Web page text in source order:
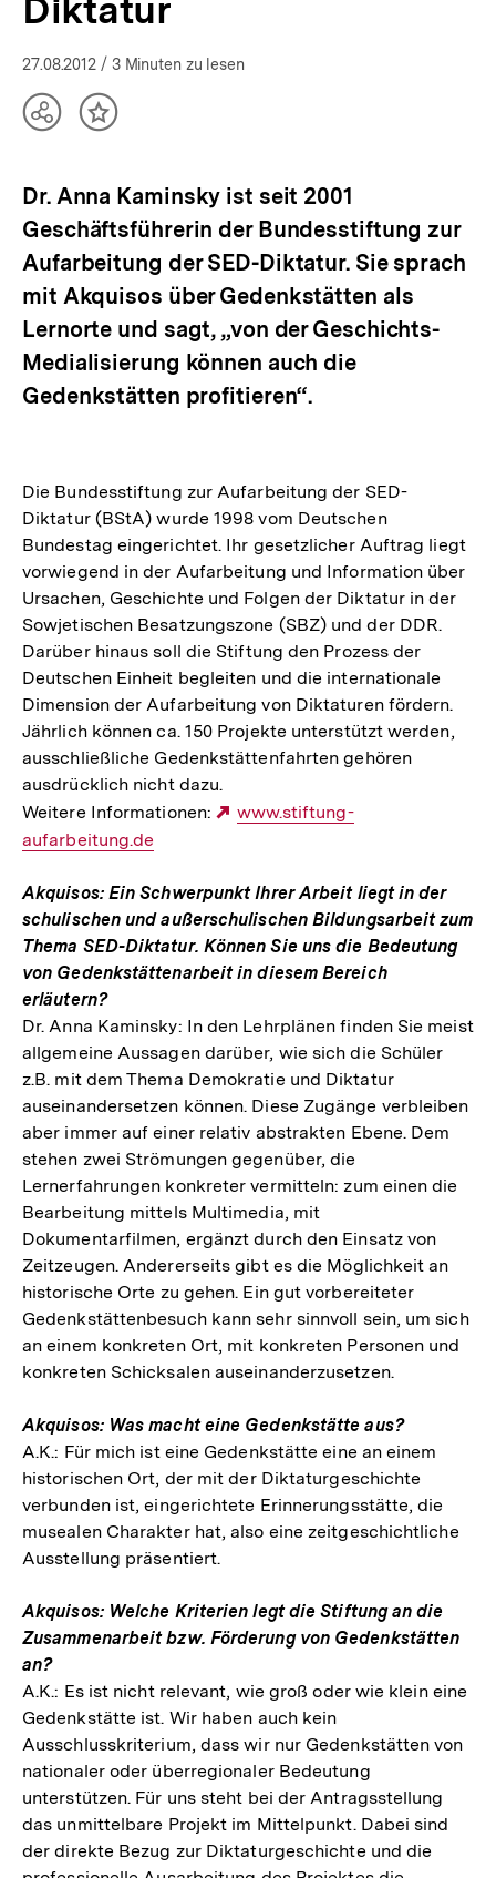
bpb.de
Diktatur
27.08.2012 / 3 Minuten zu lesen
TeilenInhalt
Dr. Anna Kaminsky ist seit 2001
Geschäftsführerin der Bundesstiftung zur
Aufarbeitung der SED-Diktatur. Sie sprach
mit Akquisos über Gedenkstätten als
Lernorte und sagt, „von der Geschichts-
Medialisierung können auch die
Gedenkstätten profitieren“.
Die Bundesstiftung zur Aufarbeitung der SED-
Diktatur (BStA) wurde 1998 vom Deutschen
Bundestag eingerichtet. Ihr gesetzlicher Auftrag liegt
vorwiegend in der Aufarbeitung und Information über
Ursachen, Geschichte und Folgen der Diktatur in der
Sowjetischen Besatzungszone (SBZ) und der DDR.
Darüber hinaus soll die Stiftung den Prozess der
Deutschen Einheit begleiten und die internationale
Dimension der Aufarbeitung von Diktaturen fördern.
Jährlich können ca. 150 Projekte unterstützt werden,
ausschließliche Gedenkstättenfahrten gehören
ausdrücklich nicht dazu.
Weitere Informationen:
Externer
www.stiftung-
aufarbeitung.de
Akquisos: Ein Schwerpunkt Ihrer Arbeit liegt in der
schulischen und außerschulischen Bildungsarbeit zum
Thema SED-Diktatur. Können Sie uns die Bedeutung
von Gedenkstättenarbeit in diesem Bereich
erläutern?
Dr. Anna Kaminsky: In den Lehrplänen finden Sie meist
allgemeine Aussagen darüber, wie sich die Schüler
z.B. mit dem Thema Demokratie und Diktatur
auseinandersetzen können. Diese Zugänge verbleiben
aber immer auf einer relativ abstrakten Ebene. Dem
stehen zwei Strömungen gegenüber, die
Lernerfahrungen konkreter vermitteln: zum einen die
Bearbeitung mittels Multimedia, mit
Dokumentarfilmen, ergänzt durch den Einsatz von
Zeitzeugen. Andererseits gibt es die Möglichkeit an
historische Orte zu gehen. Ein gut vorbereiteter
Gedenkstättenbesuch kann sehr sinnvoll sein, um sich
an einem konkreten Ort, mit konkreten Personen und
konkreten Schicksalen auseinanderzusetzen.
Akquisos: Was macht eine Gedenkstätte aus?
A.K.: Für mich ist eine Gedenkstätte eine an einem
historischen Ort, der mit der Diktaturgeschichte
verbunden ist, eingerichtete Erinnerungsstätte, die
musealen Charakter hat, also eine zeitgeschichtliche
Ausstellung präsentiert.
Akquisos: Welche Kriterien legt die Stiftung an die
Zusammenarbeit bzw. Förderung von Gedenkstätten
an?
A.K.: Es ist nicht relevant, wie groß oder wie klein eine
Gedenkstätte ist. Wir haben auch kein
Ausschlusskriterium, dass wir nur Gedenkstätten von
nationaler oder überregionaler Bedeutung
unterstützen. Für uns steht bei der Antragsstellung
das unmittelbare Projekt im Mittelpunkt. Dabei sind
der direkte Bezug zur Diktaturgeschichte und die